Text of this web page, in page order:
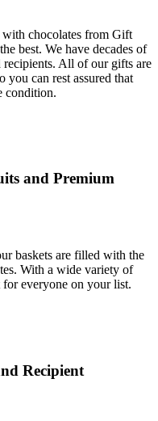
with chocolates from Gift
best. We have decades of
recipients. All of our gifts are
you can rest assured that
condition.
and Premium
baskets are filled with the
With a wide variety of
for everyone on your list.
Recipient